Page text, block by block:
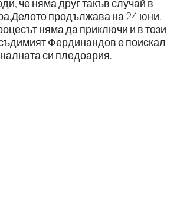
че няма друг такъв случай в
продължава на 24 юни.
няма да приключи и в този
Фердинандов е поискал
си пледоария.